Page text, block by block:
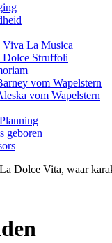
Viva La Musica
Dolce Struffoli
vom Wapelstern
vom Wapelstern
geboren
Dolce Vita, waar